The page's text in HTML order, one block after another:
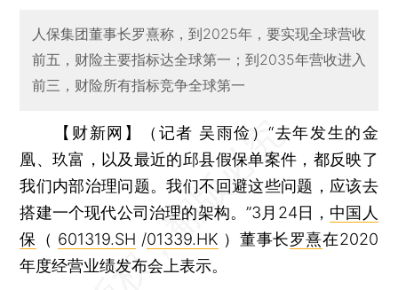
人保集团董事长罗熹称，到2025年，要实现全球营收
前五，财险主要指标达全球第一；到2035年营收进入
前三，财险所有指标竞争全球第一
【财新网】（记者 吴雨俭）“去年发生的金
凰、玖富，以及最近的邱县假保单案件，都反映了
我们内部治理问题。我们不回避这些问题，应该去
搭建一个现代公司治理的架构。”3月24日， 中国人
保 （ 601319.SH /01339.HK ）董事长罗熹在2020
年度经营业绩发布会上表示。